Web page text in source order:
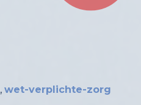
, wet-verplichte-zorg